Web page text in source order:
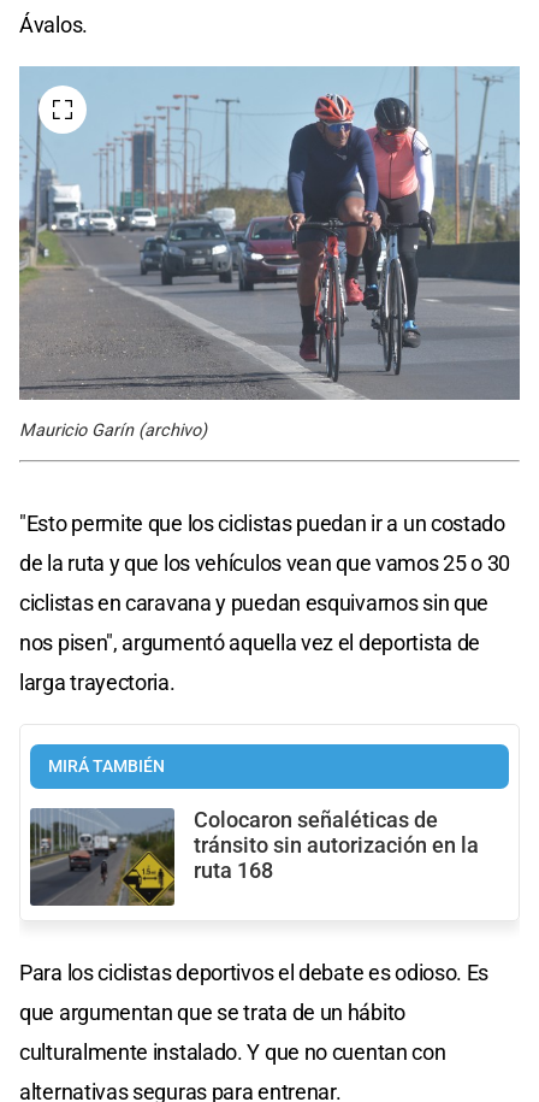
Ávalos.
Mauricio Garín (archivo)
"Esto permite que los ciclistas puedan ir a un costado
de la ruta y que los vehículos vean que vamos 25 o 30
ciclistas en caravana y puedan esquivarnos sin que
nos pisen", argumentó aquella vez el deportista de
larga trayectoria.
MIRÁ TAMBIÉN
Colocaron señaléticas de
tránsito sin autorización en la
ruta 168
Para los ciclistas deportivos el debate es odioso. Es
que argumentan que se trata de un hábito
culturalmente instalado. Y que no cuentan con
alternativas seguras para entrenar.